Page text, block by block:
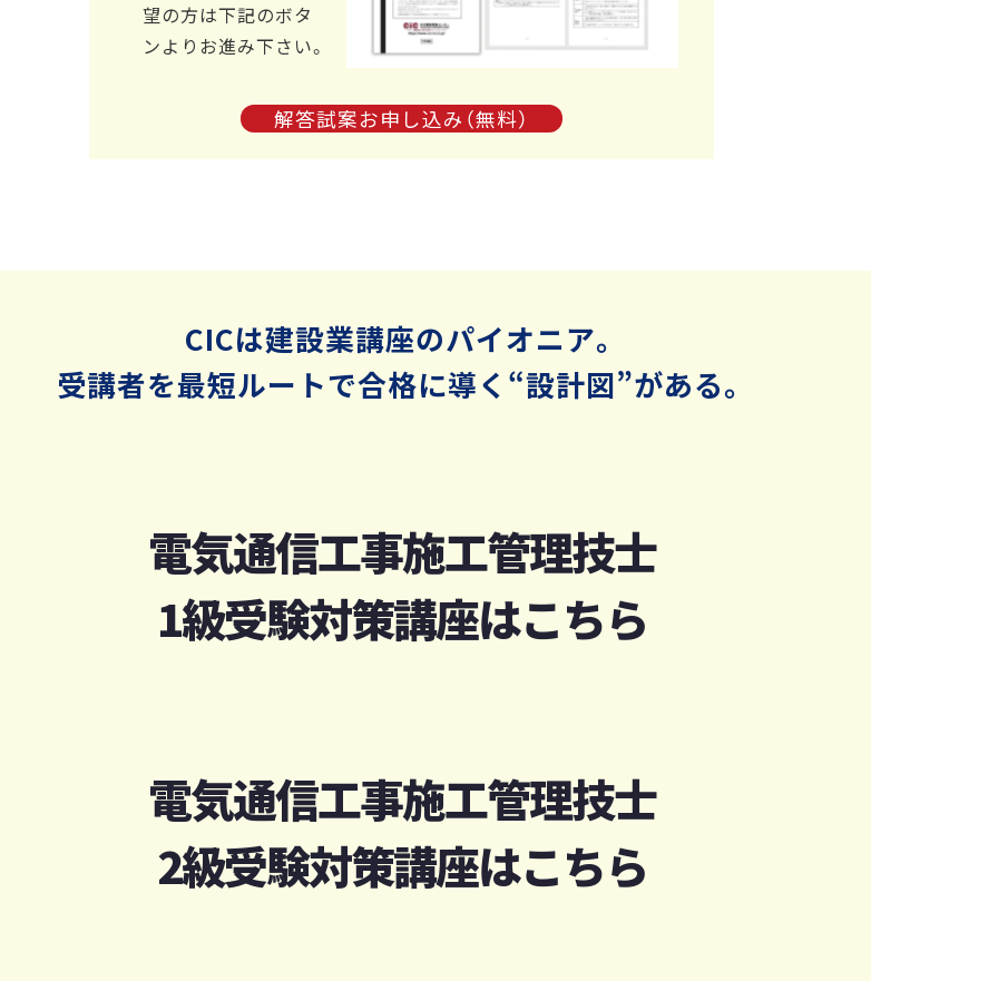
望の方は下記のボタ
ンよりお進み下さい。
解答試案お申し込み（無料）
CICは建設業講座のパイオニア。
受講者を最短ルートで合格に導く“設計図”がある。
電気通信工事施工管理技士
1級受験対策講座はこちら
電気通信工事施工管理技士
2級受験対策講座はこちら